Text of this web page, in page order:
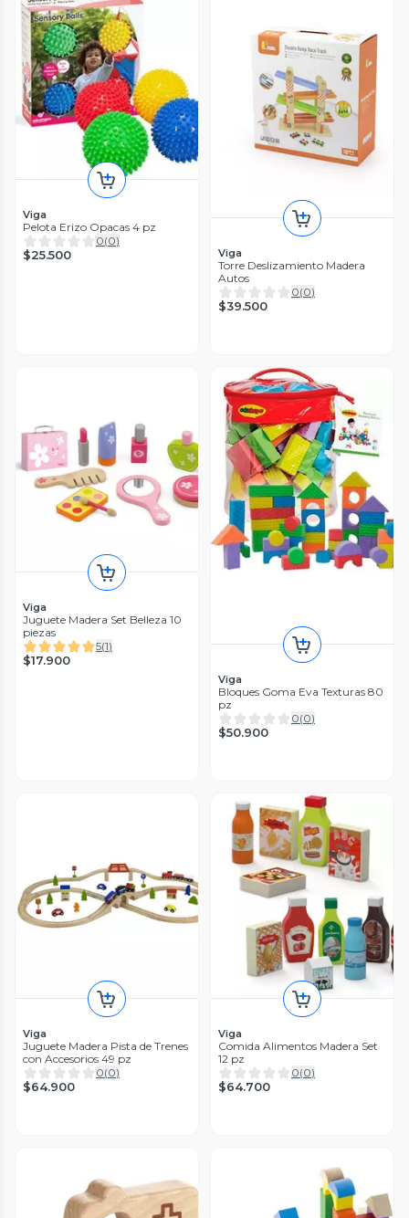
Viga
Pelota Erizo Opacas 4 pz
0(0)
$25.500 Viga
Torre Deslizamiento Madera
Autos
0(0)
$39.500
Viga
Juguete Madera Set Belleza 10
piezas
5(1)
$17.900
Viga
Bloques Goma Eva Texturas 80
pz
0(0)
$50.900
Viga
Juguete Madera Pista de Trenes
con Accesorios 49 pz
0(0)
$64.900
Viga
Comida Alimentos Madera Set
12 pz
0(0)
$64.700